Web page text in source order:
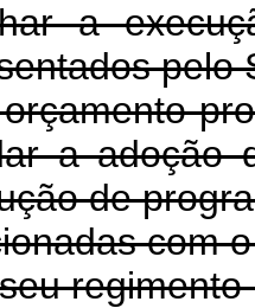
a
pelo
a adoção
de
com
regimento